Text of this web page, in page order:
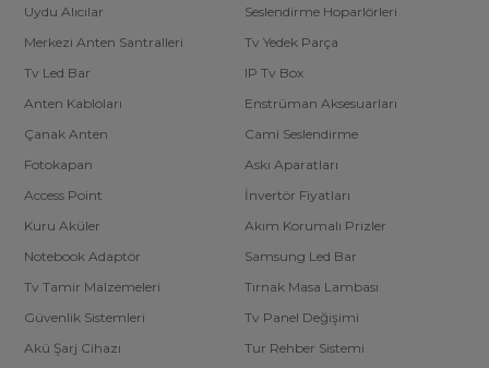
Uydu Alıcılar
Seslendirme Hoparlörleri
Merkezi Anten Santralleri
Tv Yedek Parça
Tv Led Bar
IP Tv Box
Anten Kabloları
Enstrüman Aksesuarları
Çanak Anten
Cami Seslendirme
Fotokapan
Askı Aparatları
Access Point
İnvertör Fiyatları
Kuru Aküler
Akım Korumalı Prizler
Notebook Adaptör
Samsung Led Bar
Tv Tamir Malzemeleri
Tırnak Masa Lambası
Güvenlik Sistemleri
Tv Panel Değişimi
Akü Şarj Cihazı
Tur Rehber Sistemi